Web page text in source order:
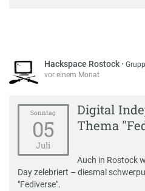
Hackspace Rostock ·
vor einem Monat
Sonntag
05
Juli
Digital
Thema
Auch in Rostock
Day zelebriert – diesmal
"Fediverse".